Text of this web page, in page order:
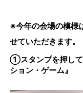
※今年の会場の模様
せていただきます。
①スタンプを押して
ション・ゲーム』